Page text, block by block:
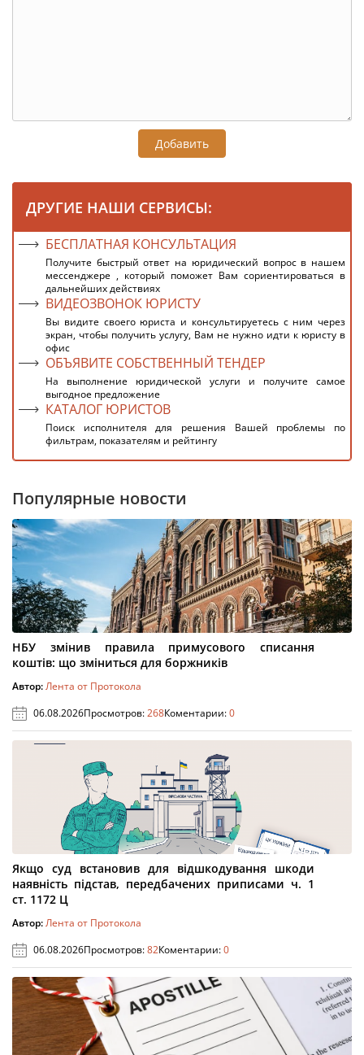
Добавить
ДРУГИЕ НАШИ СЕРВИСЫ:
БЕСПЛАТНАЯ КОНСУЛЬТАЦИЯ
Получите быстрый ответ на юридический вопрос в нашем
мессенджере , который поможет Вам сориентироваться в
дальнейших действиях
ВИДЕОЗВОНОК ЮРИСТУ
Вы видите своего юриста и консультируетесь с ним через
экран, чтобы получить услугу, Вам не нужно идти к юристу в
офис
ОБЪЯВИТЕ СОБСТВЕННЫЙ ТЕНДЕР
На выполнение юридической услуги и получите самое
выгодное предложение
КАТАЛОГ ЮРИСТОВ
Поиск исполнителя для решения Вашей проблемы по
фильтрам, показателям и рейтингу
Популярные новости
НБУ змінив правила примусового списання
коштів: що зміниться для боржників
Автор:Лента от Протокола
06.08.2026Просмотров:268Коментарии:0
Якщо суд встановив для відшкодування шкоди
наявність підстав, передбачених приписами ч. 1
ст. 1172 Ц
Автор:Лента от Протокола
06.08.2026Просмотров:82Коментарии:0